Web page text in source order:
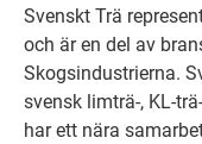
Svenskt Trä
och är en del av
Skogsindustrierna.
svensk limträ-, KL-
har ett nära